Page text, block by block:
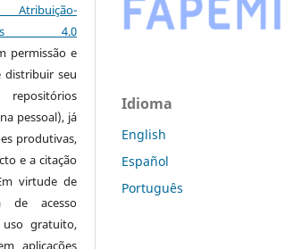
4.0
permissão e
distribuir seu
pessoal), já
produtivas,
e a citação
virtude de
de acesso
gratuito,
aplicações
Idioma
English
Español
Português